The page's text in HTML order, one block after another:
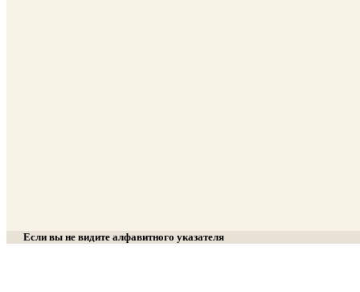
Если вы не видите алфавитного указателя